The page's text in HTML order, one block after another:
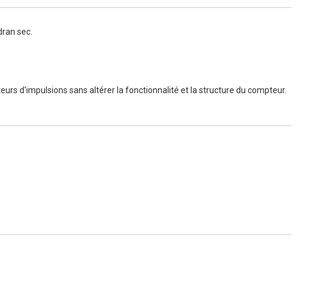
sec.
d'impulsions sans altérer la fonctionnalité et la structure du compteur.